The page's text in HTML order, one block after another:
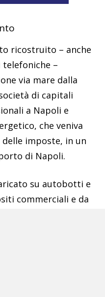
ricostruito – anche
–
via mare dalla
di capitali
a Napoli e
che veniva
imposte, in un
di Napoli.
su autobotti e
commerciali e da